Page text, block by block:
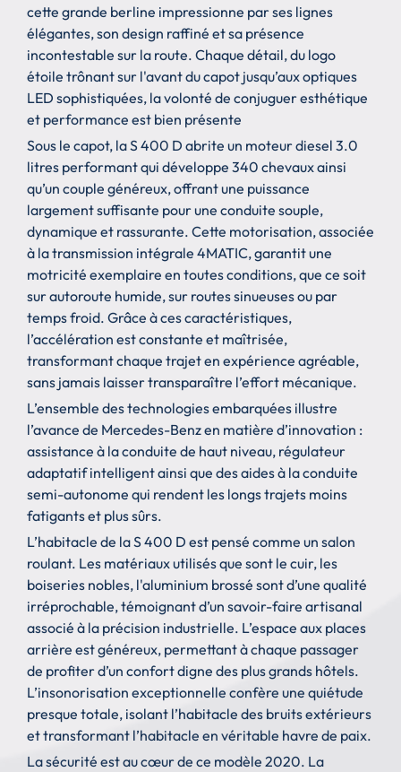
cette grande berline impressionne par ses lignes
élégantes, son design raffiné et sa présence
incontestable sur la route. Chaque détail, du logo
étoile trônant sur l'avant du capot jusqu’aux optiques
LED sophistiquées, la volonté de conjuguer esthétique
et performance est bien présente
Sous le capot, la S 400 D abrite un moteur diesel 3.0
litres performant qui développe 340 chevaux ainsi
qu’un couple généreux, offrant une puissance
largement suffisante pour une conduite souple,
dynamique et rassurante. Cette motorisation, associée
à la transmission intégrale 4MATIC, garantit une
motricité exemplaire en toutes conditions, que ce soit
sur autoroute humide, sur routes sinueuses ou par
temps froid. Grâce à ces caractéristiques,
l’accélération est constante et maîtrisée,
transformant chaque trajet en expérience agréable,
sans jamais laisser transparaître l’effort mécanique.
L’ensemble des technologies embarquées illustre
l’avance de Mercedes-Benz en matière d’innovation :
assistance à la conduite de haut niveau, régulateur
adaptatif intelligent ainsi que des aides à la conduite
semi-autonome qui rendent les longs trajets moins
fatigants et plus sûrs.
L’habitacle de la S 400 D est pensé comme un salon
roulant. Les matériaux utilisés que sont le cuir, les
boiseries nobles, l'aluminium brossé sont d’une qualité
irréprochable, témoignant d’un savoir-faire artisanal
associé à la précision industrielle. L’espace aux places
arrière est généreux, permettant à chaque passager
de profiter d’un confort digne des plus grands hôtels.
L’insonorisation exceptionnelle confère une quiétude
presque totale, isolant l’habitacle des bruits extérieurs
et transformant l’habitacle en véritable havre de paix.
La sécurité est au cœur de ce modèle 2020. La